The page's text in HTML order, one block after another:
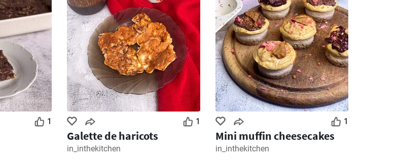
1 1
Galette de haricots
in_inthekitchen
1
Mini muffin cheesecakes
in_inthekitchen